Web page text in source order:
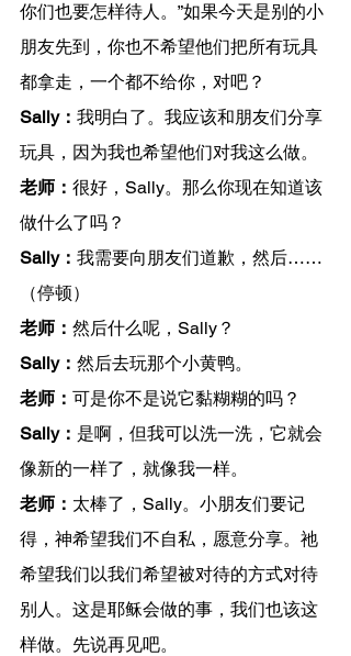
你们也要怎样待人。”如果今天是别的小
朋友先到，你也不希望他们把所有玩具
都拿走，一个都不给你，对吧？
Sally： 我明白了。我应该和朋友们分享
玩具，因为我也希望他们对我这么做。
老师： 很好，Sally。那么你现在知道该
做什么了吗？
Sally： 我需要向朋友们道歉，然后……
（停顿）
老师： 然后什么呢，Sally？
Sally： 然后去玩那个小黄鸭。
老师： 可是你不是说它黏糊糊的吗？
Sally： 是啊，但我可以洗一洗，它就会
像新的一样了，就像我一样。
老师： 太棒了，Sally。小朋友们要记
得，神希望我们不自私，愿意分享。祂
希望我们以我们希望被对待的方式对待
别人。这是耶稣会做的事，我们也该这
样做。先说再见吧。